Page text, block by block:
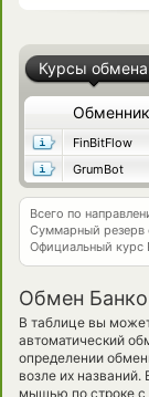
Курсы обмена
Обменник
FinBitFlow
GrumBot
Всего по
Суммарный резерв
Официальный курс
Обмен
В таблице вы
автоматический
определении
возле их
мышью по строке с